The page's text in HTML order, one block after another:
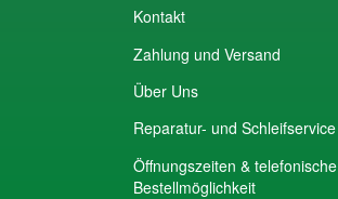
Kontakt
Zahlung und Versand
Über Uns
Reparatur- und Schleifservice
Öffnungszeiten & telefonische
Bestellmöglichkeit